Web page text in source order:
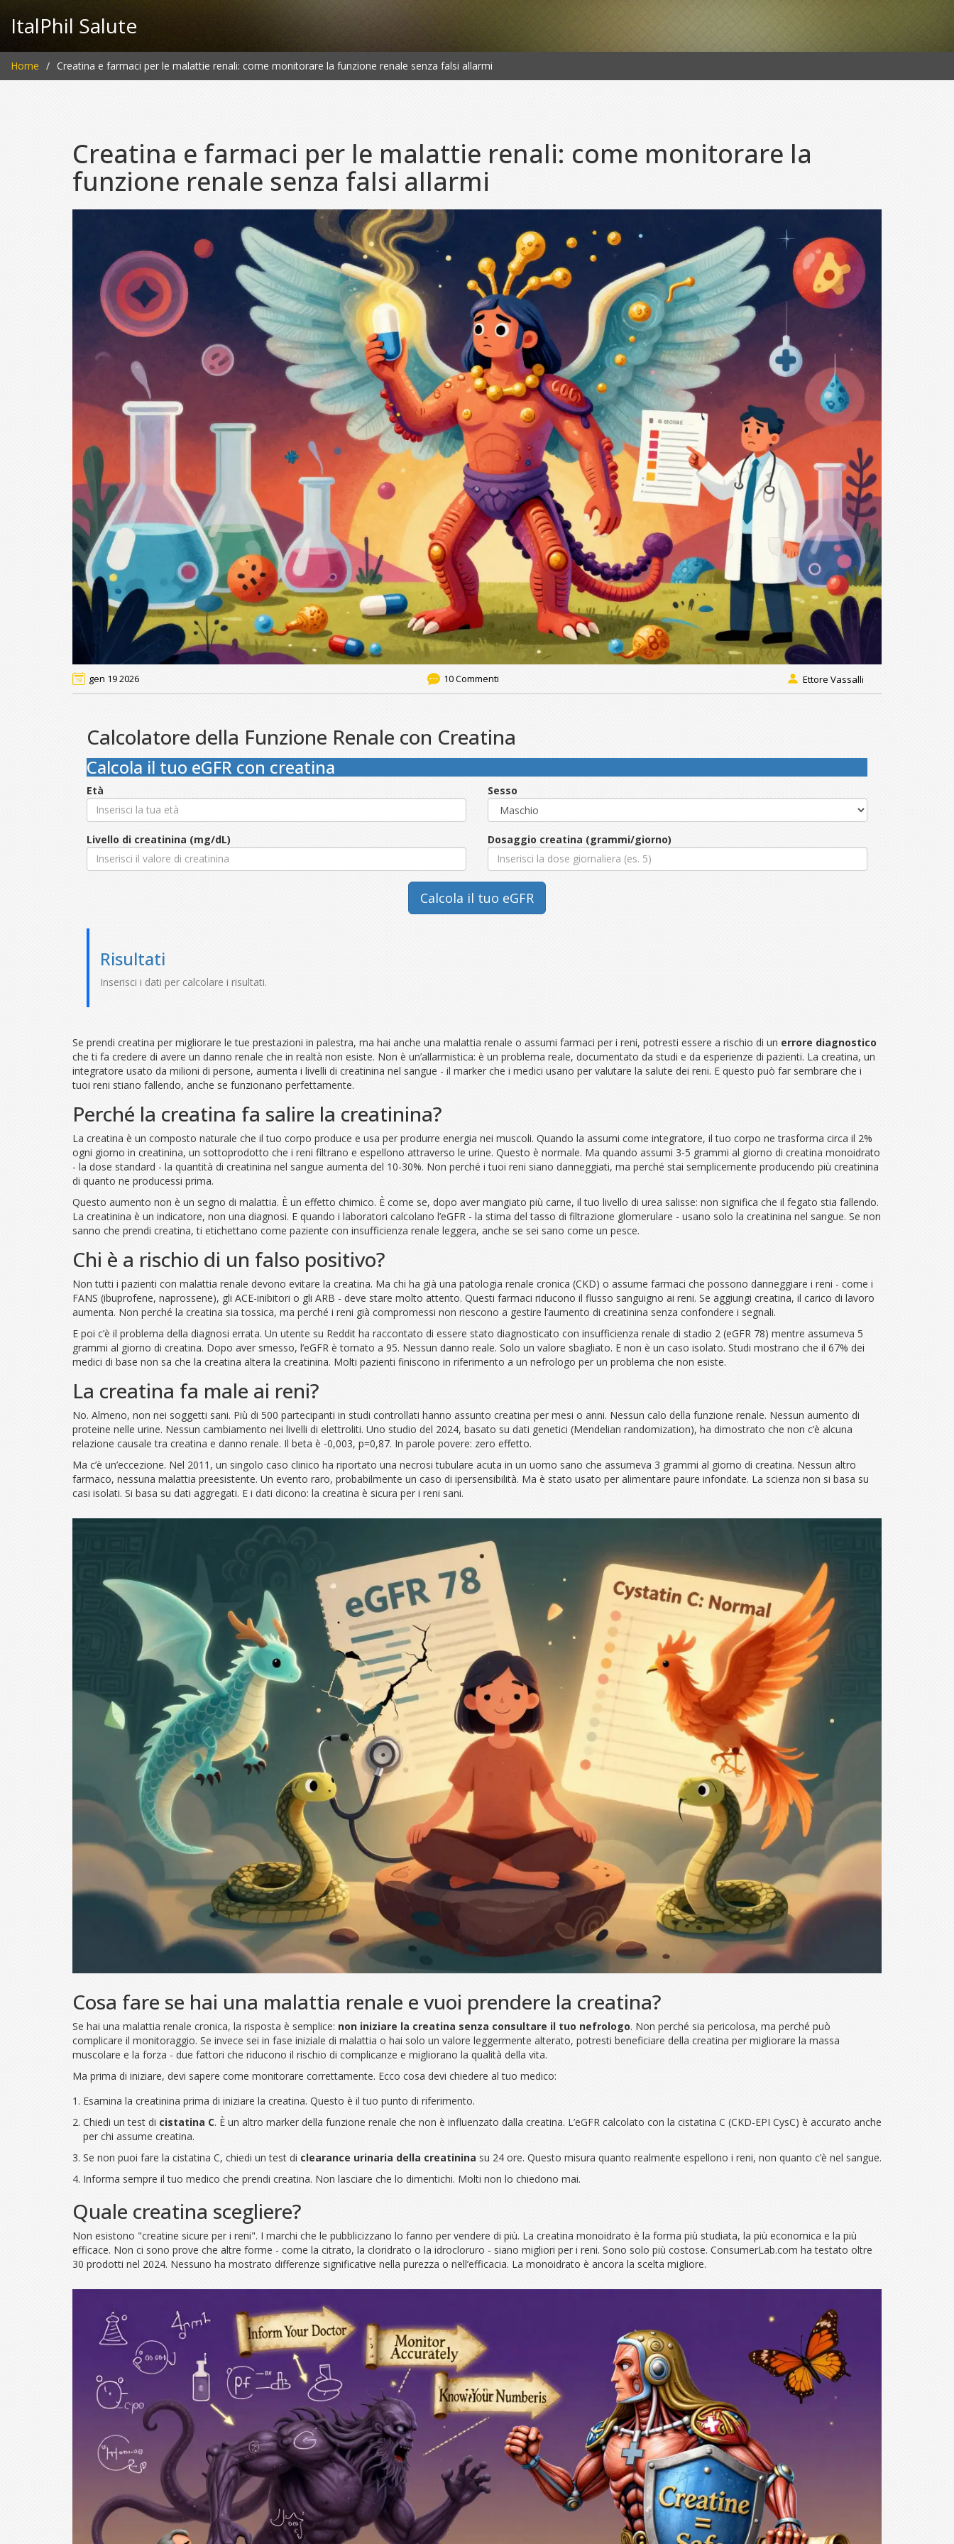
ItalPhil Salute
Home Creatina e farmaci per le malattie renali: come monitorare la funzione renale senza falsi allarmi
Creatina e farmaci per le malattie renali: come monitorare la
funzione renale senza falsi allarmi
gen 19 2026 10 Commenti Ettore Vassalli
Calcolatore della Funzione Renale con Creatina
Calcola il tuo eGFR con creatina
Età Sesso
Livello di creatinina (mg/dL) Dosaggio creatina (grammi/giorno)
Calcola il tuo eGFR
Risultati
Inserisci i dati per calcolare i risultati.
Se prendi creatina per migliorare le tue prestazioni in palestra, ma hai anche una malattia renale o assumi farmaci per i reni, potresti essere a rischio di un errore diagnostico
che ti fa credere di avere un danno renale che in realtà non esiste. Non è un’allarmistica: è un problema reale, documentato da studi e da esperienze di pazienti. La creatina, un
integratore usato da milioni di persone, aumenta i livelli di creatinina nel sangue - il marker che i medici usano per valutare la salute dei reni. E questo può far sembrare che i
tuoi reni stiano fallendo, anche se funzionano perfettamente.
Perché la creatina fa salire la creatinina?
La creatina è un composto naturale che il tuo corpo produce e usa per produrre energia nei muscoli. Quando la assumi come integratore, il tuo corpo ne trasforma circa il 2%
ogni giorno in creatinina, un sottoprodotto che i reni filtrano e espellono attraverso le urine. Questo è normale. Ma quando assumi 3-5 grammi al giorno di creatina monoidrato
- la dose standard - la quantità di creatinina nel sangue aumenta del 10-30%. Non perché i tuoi reni siano danneggiati, ma perché stai semplicemente producendo più creatinina
di quanto ne producessi prima.
Questo aumento non è un segno di malattia. È un effetto chimico. È come se, dopo aver mangiato più carne, il tuo livello di urea salisse: non significa che il fegato stia fallendo.
La creatinina è un indicatore, non una diagnosi. E quando i laboratori calcolano l’eGFR - la stima del tasso di filtrazione glomerulare - usano solo la creatinina nel sangue. Se non
sanno che prendi creatina, ti etichettano come paziente con insufficienza renale leggera, anche se sei sano come un pesce.
Chi è a rischio di un falso positivo?
Non tutti i pazienti con malattia renale devono evitare la creatina. Ma chi ha già una patologia renale cronica (CKD) o assume farmaci che possono danneggiare i reni - come i
FANS (ibuprofene, naprossene), gli ACE-inibitori o gli ARB - deve stare molto attento. Questi farmaci riducono il flusso sanguigno ai reni. Se aggiungi creatina, il carico di lavoro
aumenta. Non perché la creatina sia tossica, ma perché i reni già compromessi non riescono a gestire l’aumento di creatinina senza confondere i segnali.
E poi c’è il problema della diagnosi errata. Un utente su Reddit ha raccontato di essere stato diagnosticato con insufficienza renale di stadio 2 (eGFR 78) mentre assumeva 5
grammi al giorno di creatina. Dopo aver smesso, l’eGFR è tornato a 95. Nessun danno reale. Solo un valore sbagliato. E non è un caso isolato. Studi mostrano che il 67% dei
medici di base non sa che la creatina altera la creatinina. Molti pazienti finiscono in riferimento a un nefrologo per un problema che non esiste.
La creatina fa male ai reni?
No. Almeno, non nei soggetti sani. Più di 500 partecipanti in studi controllati hanno assunto creatina per mesi o anni. Nessun calo della funzione renale. Nessun aumento di
proteine nelle urine. Nessun cambiamento nei livelli di elettroliti. Uno studio del 2024, basato su dati genetici (Mendelian randomization), ha dimostrato che non c’è alcuna
relazione causale tra creatina e danno renale. Il beta è -0,003, p=0,87. In parole povere: zero effetto.
Ma c’è un’eccezione. Nel 2011, un singolo caso clinico ha riportato una necrosi tubulare acuta in un uomo sano che assumeva 3 grammi al giorno di creatina. Nessun altro
farmaco, nessuna malattia preesistente. Un evento raro, probabilmente un caso di ipersensibilità. Ma è stato usato per alimentare paure infondate. La scienza non si basa su
casi isolati. Si basa su dati aggregati. E i dati dicono: la creatina è sicura per i reni sani.
Cosa fare se hai una malattia renale e vuoi prendere la creatina?
Se hai una malattia renale cronica, la risposta è semplice: non iniziare la creatina senza consultare il tuo nefrologo. Non perché sia pericolosa, ma perché può
complicare il monitoraggio. Se invece sei in fase iniziale di malattia o hai solo un valore leggermente alterato, potresti beneficiare della creatina per migliorare la massa
muscolare e la forza - due fattori che riducono il rischio di complicanze e migliorano la qualità della vita.
Ma prima di iniziare, devi sapere come monitorare correttamente. Ecco cosa devi chiedere al tuo medico:
Esamina la creatinina prima di iniziare la creatina. Questo è il tuo punto di riferimento.
Chiedi un test di cistatina C. È un altro marker della funzione renale che non è influenzato dalla creatina. L’eGFR calcolato con la cistatina C (CKD-EPI CysC) è accurato anche
per chi assume creatina.
Se non puoi fare la cistatina C, chiedi un test di clearance urinaria della creatinina su 24 ore. Questo misura quanto realmente espellono i reni, non quanto c’è nel sangue.
Informa sempre il tuo medico che prendi creatina. Non lasciare che lo dimentichi. Molti non lo chiedono mai.
Quale creatina scegliere?
Non esistono "creatine sicure per i reni". I marchi che le pubblicizzano lo fanno per vendere di più. La creatina monoidrato è la forma più studiata, la più economica e la più
efficace. Non ci sono prove che altre forme - come la citrato, la cloridrato o la idrocloruro - siano migliori per i reni. Sono solo più costose. ConsumerLab.com ha testato oltre
30 prodotti nel 2024. Nessuno ha mostrato differenze significative nella purezza o nell’efficacia. La monoidrato è ancora la scelta migliore.